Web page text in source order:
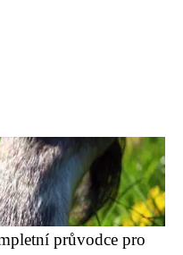
průvodce pro